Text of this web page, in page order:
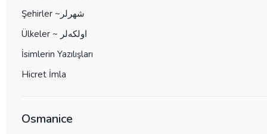
Şehirler ~شهرلر
Ülkeler ~ اولكه‌لر
İsimlerin Yazılışları
Hicret İmla
Osmanice